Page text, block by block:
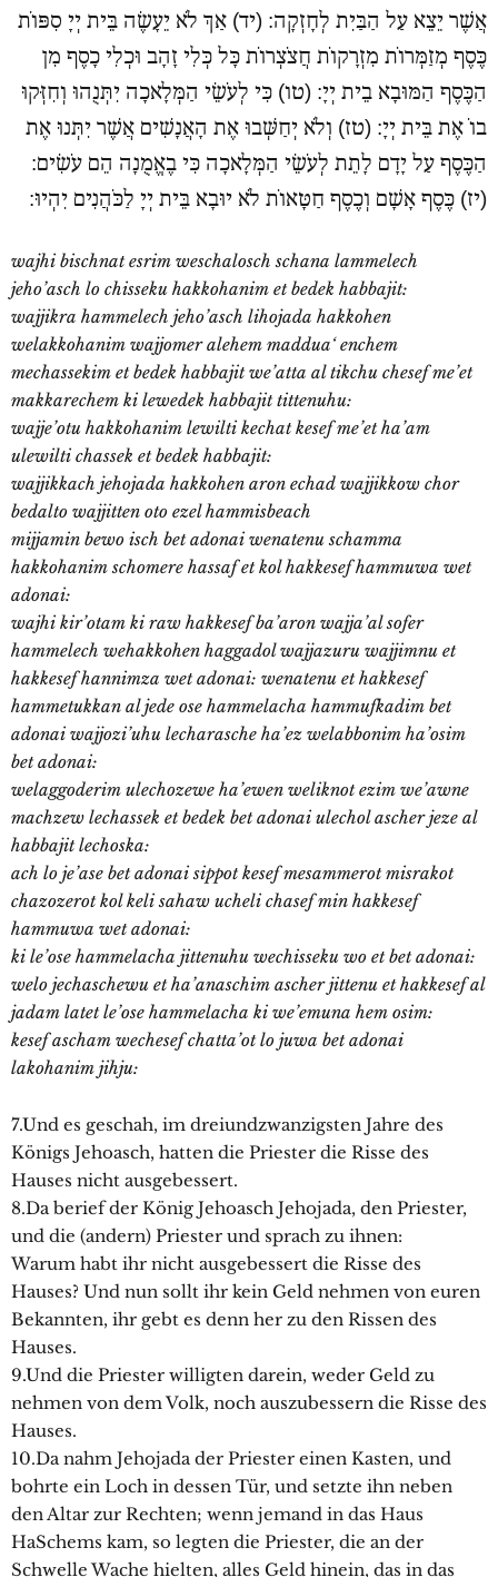
אֲשֶׁר יֵצֵא עַל הַבַּיִת לְחָזְקָה: (יד) אַךְ לֹא יֵעָשֶׂה בֵּית יְיָ סִפּוֹת
כֶּסֶף מְזַמְּרוֹת מִזְרָקוֹת חֲצֹצְרוֹת כָּל כְּלִי זָהָב וּכְלִי כָסֶף מִן
הַכֶּסֶף הַמּוּבָא בֵית יְיָ: (טו) כִּי לְעֹשֵׂי הַמְּלָאכָה יִתְּנֻהוּ וְחִזְּקוּ
בוֹ אֶת בֵּית יְיָ: (טז) וְלֹא יְחַשְּׁבוּ אֶת הָאֲנָשִׁים אֲשֶׁר יִתְּנוּ אֶת
הַכֶּסֶף עַל יָדָם לָתֵת לְעֹשֵׂי הַמְּלָאכָה כִּי בֶאֱמֻנָה הֵם עֹשִׂים:
(יז) כֶּסֶף אָשָׁם וְכֶסֶף חַטָּאוֹת לֹא יוּבָא בֵּית יְיָ לַכֹּהֲנִים יִהְיוּ:
wajhi bischnat esrim weschalosch schana lammelech
jeho’asch lo chisseku hakkohanim et bedek habbajit:
wajjikra hammelech jeho’asch lihojada hakkohen
welakkohanim wajjomer alehem maddua‘ enchem
mechassekim et bedek habbajit we’atta al tikchu chesef me’et
makkarechem ki lewedek habbajit tittenuhu:
wajje’otu hakkohanim lewilti kechat kesef me’et ha’am
ulewilti chassek et bedek habbajit:
wajjikkach jehojada hakkohen aron echad wajjikkow chor
bedalto wajjitten oto ezel hammisbeach
mijjamin bewo isch bet adonai wenatenu schamma
hakkohanim schomere hassaf et kol hakkesef hammuwa wet
adonai:
wajhi kir’otam ki raw hakkesef ba’aron wajja’al sofer
hammelech wehakkohen haggadol wajjazuru wajjimnu et
hakkesef hannimza wet adonai: wenatenu et hakkesef
hammetukkan al jede ose hammelacha hammufkadim bet
adonai wajjozi’uhu lecharasche ha’ez welabbonim ha’osim
bet adonai:
welaggoderim ulechozewe ha’ewen weliknot ezim we’awne
machzew lechassek et bedek bet adonai ulechol ascher jeze al
habbajit lechoska:
ach lo je’ase bet adonai sippot kesef mesammerot misrakot
chazozerot kol keli sahaw ucheli chasef min hakkesef
hammuwa wet adonai:
ki le’ose hammelacha jittenuhu wechisseku wo et bet adonai:
welo jechaschewu et ha’anaschim ascher jittenu et hakkesef al
jadam latet le’ose hammelacha ki we’emuna hem osim:
kesef ascham wechesef chatta’ot lo juwa bet adonai
lakohanim jihju:
7.Und es geschah, im dreiundzwanzigsten Jahre des
Königs Jehoasch, hatten die Priester die Risse des
Hauses nicht ausgebessert.
8.Da berief der König Jehoasch Jehojada, den Priester,
und die (andern) Priester und sprach zu ihnen:
Warum habt ihr nicht ausgebessert die Risse des
Hauses? Und nun sollt ihr kein Geld nehmen von euren
Bekannten, ihr gebt es denn her zu den Rissen des
Hauses.
9.Und die Priester willigten darein, weder Geld zu
nehmen von dem Volk, noch auszubessern die Risse des
Hauses.
10.Da nahm Jehojada der Priester einen Kasten, und
bohrte ein Loch in dessen Tür, und setzte ihn neben
den Altar zur Rechten; wenn jemand in das Haus
HaSchems kam, so legten die Priester, die an der
Schwelle Wache hielten, alles Geld hinein, das in das